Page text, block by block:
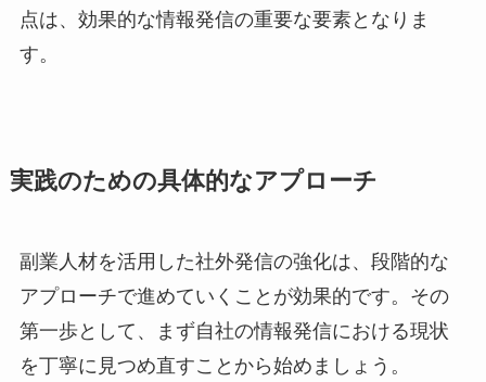
点は、効果的な情報発信の重要な要素となりま
す。
実践のための具体的なアプローチ
副業人材を活用した社外発信の強化は、段階的な
アプローチで進めていくことが効果的です。その
第一歩として、まず自社の情報発信における現状
を丁寧に見つめ直すことから始めましょう。